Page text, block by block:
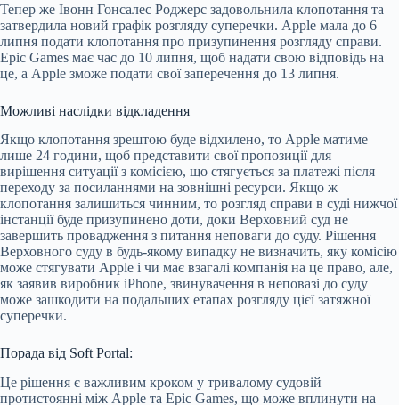
Тепер же Івонн Гонсалес Роджерс задовольнила клопотання та
затвердила новий графік розгляду суперечки. Apple мала до 6
липня подати клопотання про призупинення розгляду справи.
Epic Games має час до 10 липня, щоб надати свою відповідь на
це, а Apple зможе подати свої заперечення до 13 липня.
Можливі наслідки відкладення
Якщо клопотання зрештою буде відхилено, то Apple матиме
лише 24 години, щоб представити свої пропозиції для
вирішення ситуації з комісією, що стягується за платежі після
переходу за посиланнями на зовнішні ресурси. Якщо ж
клопотання залишиться чинним, то розгляд справи в суді нижчої
інстанції буде призупинено доти, доки Верховний суд не
завершить провадження з питання неповаги до суду. Рішення
Верховного суду в будь-якому випадку не визначить, яку комісію
може стягувати Apple і чи має взагалі компанія на це право, але,
як заявив виробник iPhone, звинувачення в неповазі до суду
може зашкодити на подальших етапах розгляду цієї затяжної
суперечки.
Порада від Soft Portal:
Це рішення є важливим кроком у тривалому судовій
протистоянні між Apple та Epic Games, що може вплинути на